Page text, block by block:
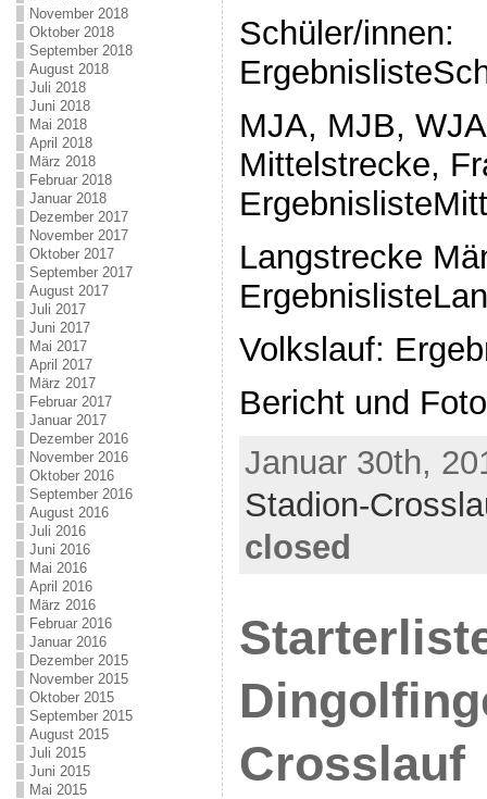
November 2018
Oktober 2018
September 2018
August 2018
Juli 2018
Juni 2018
Mai 2018
April 2018
März 2018
Februar 2018
Januar 2018
Dezember 2017
November 2017
Oktober 2017
September 2017
August 2017
Juli 2017
Juni 2017
Mai 2017
April 2017
März 2017
Februar 2017
Januar 2017
Dezember 2016
November 2016
Oktober 2016
September 2016
August 2016
Juli 2016
Juni 2016
Mai 2016
April 2016
März 2016
Februar 2016
Januar 2016
Dezember 2015
November 2015
Oktober 2015
September 2015
August 2015
Juli 2015
Juni 2015
Mai 2015
Schüler/innen:
MJA, MJB,
Mittelstrecke,
Langstrecke
Volkslauf:
Bericht und
Januar 30th,
Stadion-
closed
Crosslauf